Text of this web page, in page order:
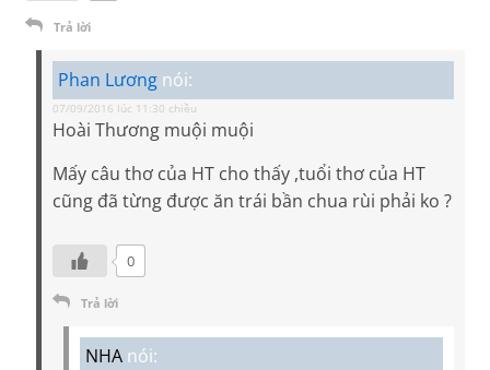
Trả lời
Phan Lương nói:
07/09/2016 lúc 11:30 chiều
Hoài Thương muội muội
Mấy câu thơ của HT cho thấy ,tuổi thơ của HT
cũng đã từng được ăn trái bần chua rùi phải ko ?
0
Trả lời
NHA nói: